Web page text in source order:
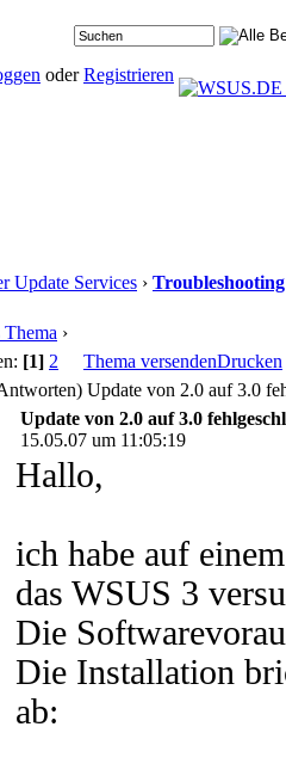
oderRegistrieren
Update Services › Troubleshooting
Thema ›
[1] 2 Thema versendenDrucken
Update von 2.0 auf 3.0
Update von 2.0 auf 3.0
15.05.07 um 11:05:19
Hallo,
ich habe auf
das WSUS 3
Die
Die Installation
ab: